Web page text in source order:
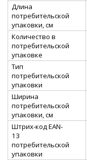
Длина
потребительской
упаковки, см
Количество в
потребительской
упаковке
Тип
потребительской
упаковки
Ширина
потребительской
упаковки, см
Штрих-код EAN-
13
потребительской
упаковки